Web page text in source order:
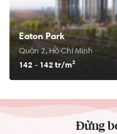
Eaton Park
Quận 2, Hồ Chí Minh
142 - 142 tr/m²
Đừng